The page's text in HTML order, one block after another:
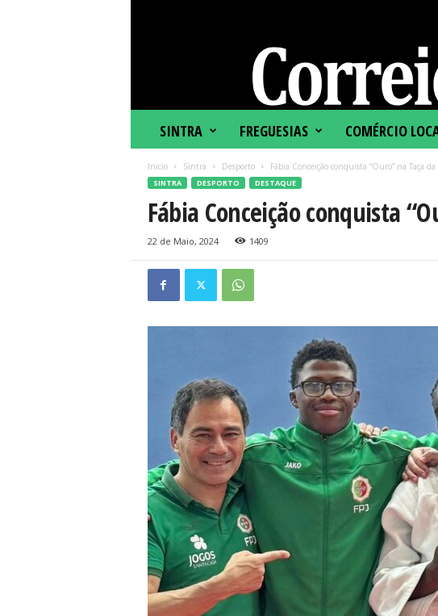
r
SINTRA FREGUESIAS COMÉRCIO
Início Sintra Desporto Fábia Conceição conquista “Ouro” na Taça
SINTRA DESPORTO DESTAQUE
Fábia Conceição conquista
22 de Maio, 2024 1409